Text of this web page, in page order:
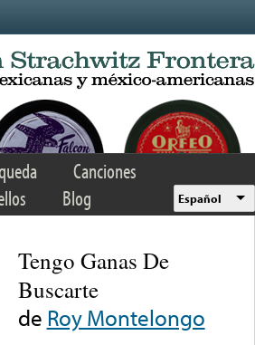
Canciones
Blog Español
Tengo Ganas De
Buscarte
de Roy Montelongo